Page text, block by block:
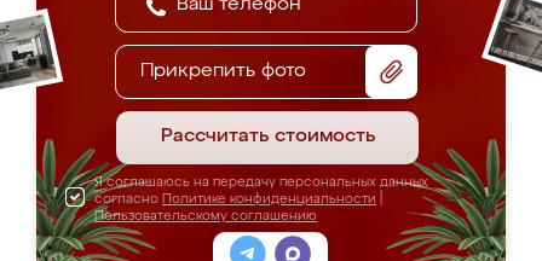
Прикрепить фото
Рассчитать стоимость
Я соглашаюсь на передачу персональных данных
согласно Политике конфиденциальности
Пользовательскому соглашению